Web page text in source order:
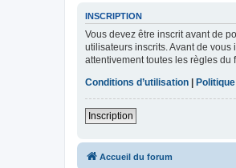
INSCRIPTION
Vous devez être inscrit avant de
utilisateurs inscrits. Avant de
attentivement toutes les règles du
Conditions d’utilisation
Inscription
Accueil du forum